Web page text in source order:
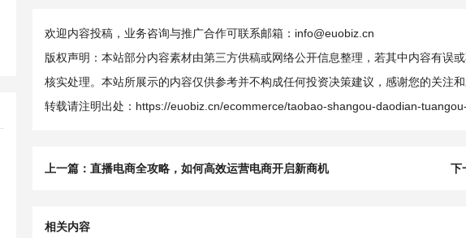
欢迎内容投稿，业务咨询与推广合作可联系邮箱：info@euobiz.cn
版权声明：本站部分内容素材由第三方供稿或网络公开信息整理，若其中内容有误
核实处理。本站所展示的内容仅供参考并不构成任何投资决策建议，感谢您的关注
转载请注明出处： https://euobiz.cn/ecommerce/taobao-shangou-daodian-
上一篇： 直播电商全攻略，如何高效运营电商开启新商机 下
相关内容